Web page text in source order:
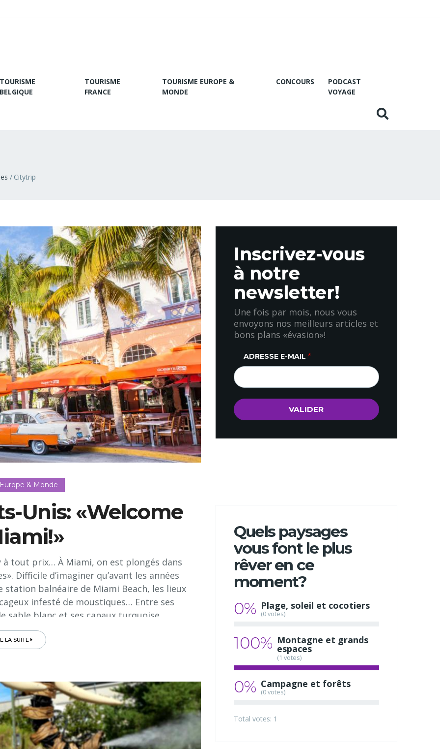
TOURISME
FRANCE
TOURISME EUROPE &
MONDE
CONCOURS
PODCAST
VOYAGE
Citytrip
& Monde
Unis: «Welcome
à tout prix… À Miami, on est plongés dans
Difficile d’imaginer qu’avant les années
balnéaire de Miami Beach, les lieux
infesté de moustiques… Entre ses
blanc et ses canaux turquoise...
LA SUITE
Inscrivez-vous
à notre
newsletter!
Une fois par mois, nous vous
envoyons nos meilleurs articles et
bons plans «évasion»!
ADRESSE E-MAIL
Quels paysages
vous font le plus
rêver en ce
moment?
0% Plage, soleil et cocotiers
(0 votes)
100% Montagne et grands
espaces
(1 votes)
0% Campagne et forêts
(0 votes)
Total votes: 1